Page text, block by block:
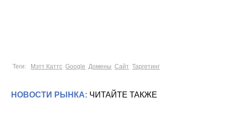
Теги: Мэтт Каттс Google Домены Сайт Таргетинг